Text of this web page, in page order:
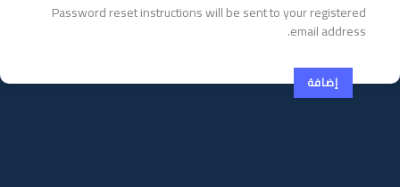
Password reset instructions will be sent to your registered
email address.